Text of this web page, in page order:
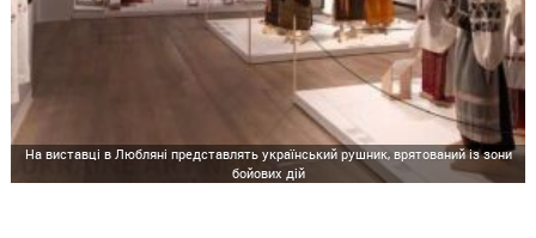
На виставці в Любляні представлять український рушник, врятований із зони
бойових дій